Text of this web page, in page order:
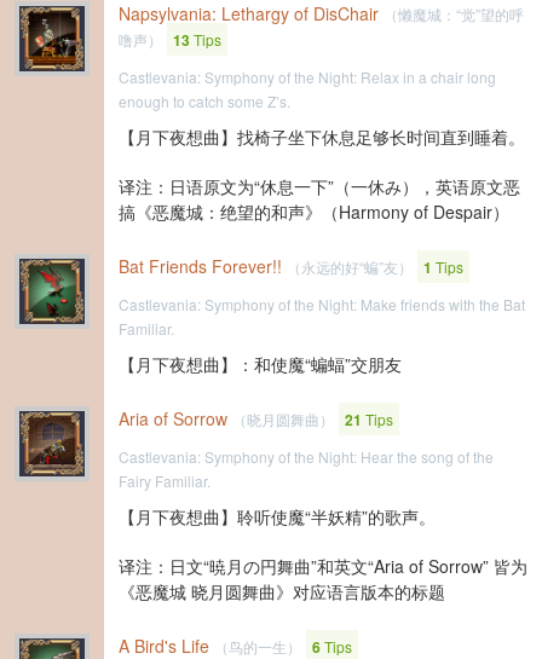
Napsylvania: Lethargy of DisChair
（懒魔城：“觉”望的呼
噜声）
13Tips
Castlevania: Symphony of the Night: Relax in a chair long
enough to catch some Z’s.
【月下夜想曲】找椅子坐下休息足够长时间直到睡着。
译注：日语原文为“休息一下”（一休み），英语原文恶
搞《恶魔城：绝望的和声》（Harmony of Despair）
Bat Friends Forever!! （永远的好“蝙”友） 1 Tips
Castlevania: Symphony of the Night: Make friends with the Bat
Familiar.
【月下夜想曲】：和使魔“蝙蝠”交朋友
Aria of Sorrow （晓月圆舞曲） 21 Tips
Castlevania: Symphony of the Night: Hear the song of the
Fairy Familiar.
【月下夜想曲】聆听使魔“半妖精”的歌声。
译注：日文“暁月の円舞曲”和英文“Aria of Sorrow” 皆为
《恶魔城 晓月圆舞曲》对应语言版本的标题
A Bird's Life （鸟的一生） 6Tips